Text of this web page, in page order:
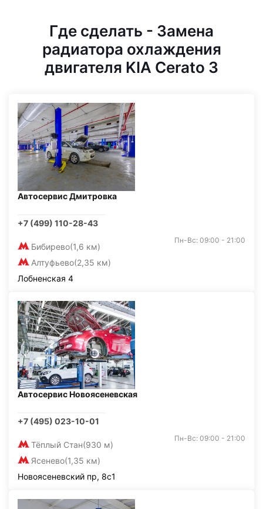
Где сделать - Замена
радиатора охлаждения
двигателя KIA Cerato 3
Автосервис Дмитровка
+7 (499) 110-28-43
Бибирево(1,6 км)
Алтуфьево(2,35 км)
Пн-Вс: 09:00 - 21:00
Лобненская 4
Автосервис Новоясеневская
+7 (495) 023-10-01
Тёплый Стан(930 м)
Ясенево(1,35 км)
Пн-Вс: 09:00 - 21:00
Новоясеневский пр, 8с1